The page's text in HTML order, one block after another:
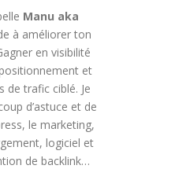
Manu aka
à améliorer ton
en visibilité
et
de trafic ciblé. Je
d’astuce et de
le marketing,
logiciel et
de backlink…